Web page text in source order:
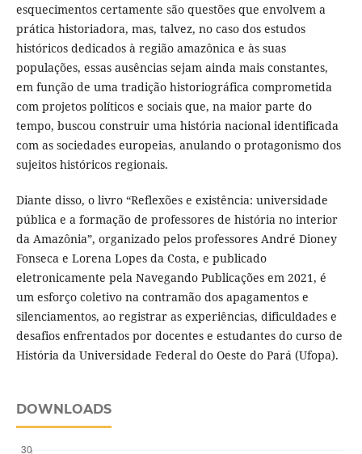
esquecimentos certamente são questões que envolvem a
prática historiadora, mas, talvez, no caso dos estudos
históricos dedicados à região amazônica e às suas
populações, essas ausências sejam ainda mais constantes,
em função de uma tradição historiográfica comprometida
com projetos políticos e sociais que, na maior parte do
tempo, buscou construir uma história nacional identificada
com as sociedades europeias, anulando o protagonismo dos
sujeitos históricos regionais.
Diante disso, o livro “Reflexões e existência: universidade
pública e a formação de professores de história no interior
da Amazônia”, organizado pelos professores André Dioney
Fonseca e Lorena Lopes da Costa, e publicado
eletronicamente pela Navegando Publicações em 2021, é
um esforço coletivo na contramão dos apagamentos e
silenciamentos, ao registrar as experiências, dificuldades e
desafios enfrentados por docentes e estudantes do curso de
História da Universidade Federal do Oeste do Pará (Ufopa).
DOWNLOADS